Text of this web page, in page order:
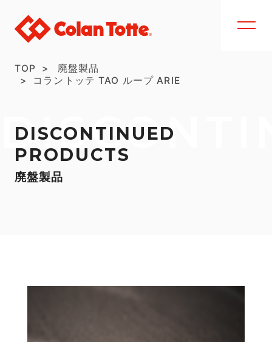
TOP
廃盤製品
コラントッテ TAO ループ ARIE
DISCONTINUED
PRODUCTS
廃盤製品